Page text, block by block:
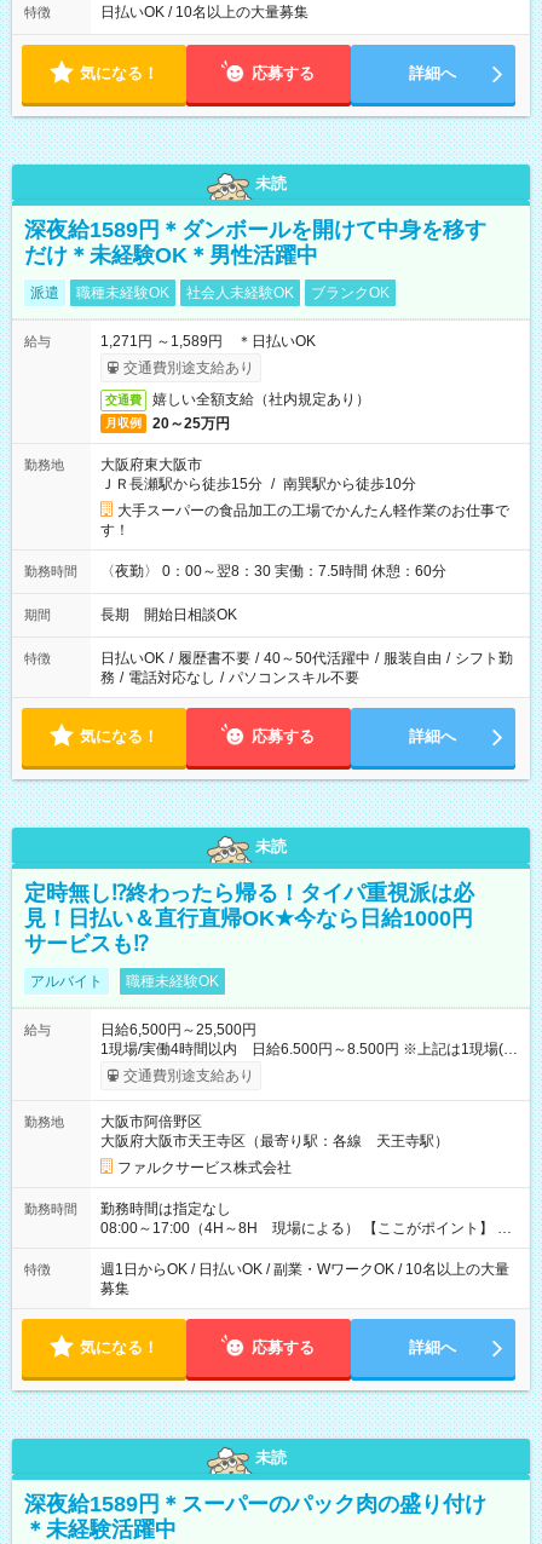
特徴 日払いOK / 10名以上の大量募集
気になる！ 応募する 詳細へ
未読
深夜給1589円＊ダンボールを開けて中身を移す
だけ＊未経験OK＊男性活躍中
派遣 職種未経験OK 社会人未経験OK ブランクOK
給与
1,271円 ～1,589円 ＊日払いOK
交通費別途支給あり
交通費 嬉しい全額支給（社内規定あり）
月収例 20～25万円
勤務地
大阪府東大阪市
ＪＲ長瀬駅から徒歩15分 / 南巽駅から徒歩10分
大手スーパーの食品加工の工場でかんたん軽作業のお仕事で
す！
勤務時間 〈夜勤〉 0：00～翌8：30 実働：7.5時間 休憩：60分
期間 長期 開始日相談OK
特徴 日払いOK / 履歴書不要 / 40～50代活躍中 / 服装自由 / シフト勤
務 / 電話対応なし / パソコンスキル不要
気になる！ 応募する 詳細へ
未読
定時無し⁉終わったら帰る！タイパ重視派は必
見！日払い＆直行直帰OK★今なら日給1000円
サービスも⁉
アルバイト 職種未経験OK
給与
日給6,500円～25,500円
1現場/実働4時間以内 日給6.500円～8.500円 ※上記は1現場(実
働4時間以内)あたりの給与です ※基本は1日あたり2現場(実働8
時間以内)をお任せします。その場合の支給額は日給1,3000円で
～」ですが、今なら初出勤をした人は採用祝いで【日給+1.000
円】のボーナスが！★（その他待遇に変更ありません） 現場に
よっては早く終わることもあり！ その場合も給与金額は変わり
ません！ ≪給与例≫ ・週1日勤務 ㈪～㈮は本業のため㈯のみ
1現場/6.500×2現場＝日給13.000円×4日 ＝月給52.000円 ・週6
日でレギュラー勤務(勤続1年) 1現場/7.200×2現場＝日給14.400
る」などをして月に40万以上を稼ぐ人も☆ ◆支払い方法：日払
い・週払い・月3回払いが選択可能 【試用期間】試用期間なし
交通費別途支給あり
勤務地
大阪市阿倍野区
大阪府大阪市天王寺区（最寄り駅：各線 天王寺駅）
ファルクサービス株式会社
勤務時間
勤務時間は指定なし
08:00～17:00（4H～8H 現場による） 【ここがポイント】 ◆
給与の日給保障あり！ 「4時間の現場」が「1時間」で終わった
時も給料変わらず！ 「4時間の現場」のお給料をお支払いします
♪ 1日にたくさんの現場をこなせば、高収入を実現可能！
特徴
週1日からOK / 日払いOK / 副業・WワークOK / 10名以上の大量
募集
気になる！ 応募する 詳細へ
未読
深夜給1589円＊スーパーのパック肉の盛り付け
＊未経験活躍中